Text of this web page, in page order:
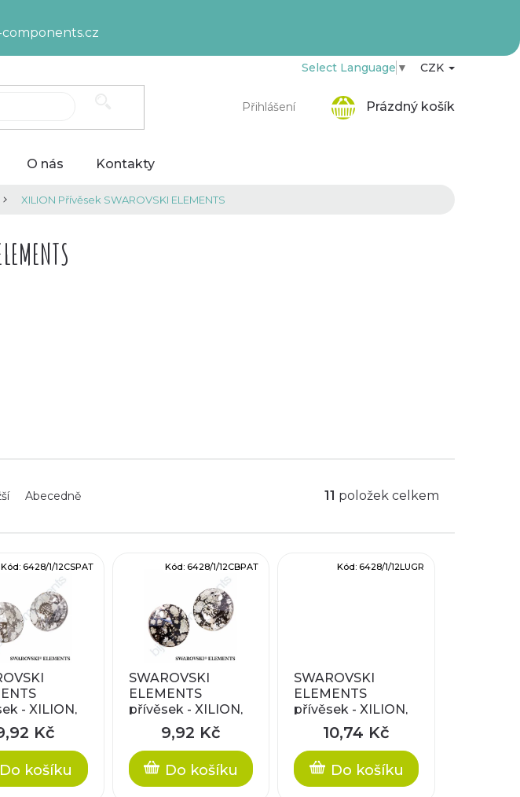
Přihlášení
Select Language ▼ CZK
Prázdný košík
O nás Kontakty
XILION Přívěsek SWAROVSKI ELEMENTS
Abecedně 11 položek celkem
- XILION,
silver
12mm
Kč
Do košíku
Kód: 6428/1/12CSPAT
SWAROVSKI
ELEMENTS
přívěsek - XILION,
crystal black
patina, 12mm
9,92 Kč
Do košíku
Kód: 6428/1/12CBPAT
SWAROVSKI
ELEMENTS
přívěsek - XILION,
crystal lumin green,
12mm10,74 Kč
Do košíku
Kód: 6428/1/12LUGR